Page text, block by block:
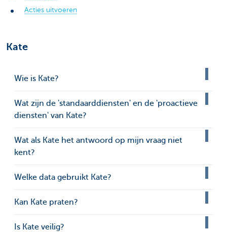
Acties uitvoeren
Kate
Wie is Kate?
Wat zijn de 'standaarddiensten' en de 'proactieve
diensten' van Kate?
Wat als Kate het antwoord op mijn vraag niet
kent?
Welke data gebruikt Kate?
Kan Kate praten?
Is Kate veilig?